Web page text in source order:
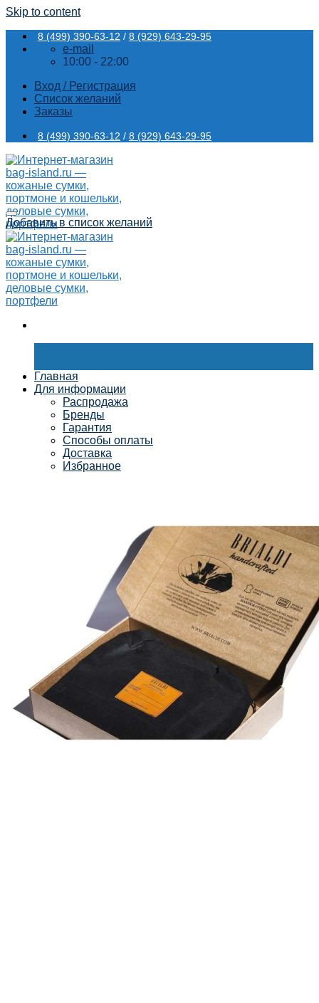
Skip to content
8 (499) 390-63-12 / 8 (929) 643-29-95
e-mail
10:00 - 22:00
Вход / Регистрация
Список желаний
Заказы
8 (499) 390-63-12 / 8 (929) 643-29-95
Главная
Для информации
Распродажа
Бренды
Гарантия
Способы оплаты
Доставка
Избранное
0
Корзина пуста.
0
Корзина
Корзина пуста.
Добавить в список желаний